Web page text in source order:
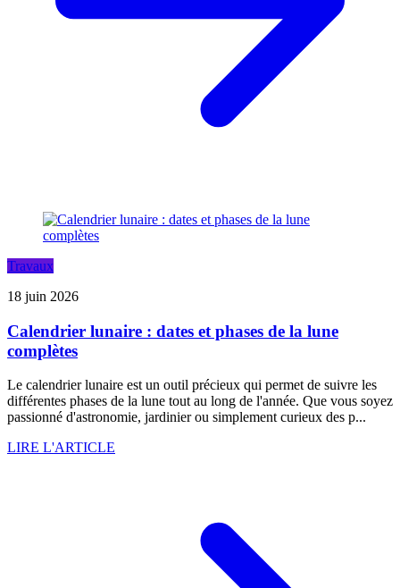
Travaux
18 juin 2026
Calendrier lunaire : dates et phases de la lune
complètes
Le calendrier lunaire est un outil précieux qui permet de suivre les
différentes phases de la lune tout au long de l'année. Que vous soyez
passionné d'astronomie, jardinier ou simplement curieux des p...
LIRE L'ARTICLE